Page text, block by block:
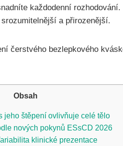
každodenní
a přirozenější.
Obsah
jeho štěpení ovlivňuje celé tělo
nových pokynů ESsCD 2026
klinické prezentace